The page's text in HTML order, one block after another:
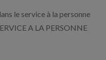
le service à la personne
A LA PERSONNE